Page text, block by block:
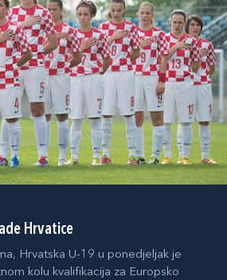
Hrvatice
Hrvatska U-19 u ponedjeljak je
kolu kvalifikacija za Europsko